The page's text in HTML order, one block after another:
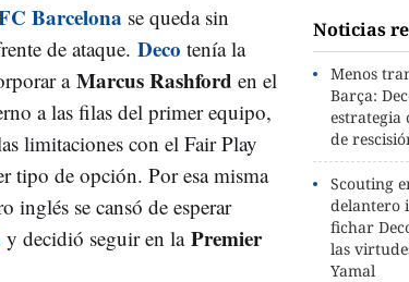
Noticias
Menos
Barça:
estrategia
de
Scouting
delantero
fichar
las
Yamal
Barcelona se queda sin
de ataque. Deco tenía la
aMarcus Rashford en el
a las filas del primer equipo,
limitaciones con el Fair Play
tipo de opción. Por esa misma
inglés se cansó de esperar
y decidió seguir en la Premier